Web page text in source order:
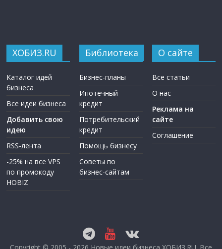
ХОБИЗ.RU
Каталог идей
бизнеса
Все идеи бизнеса
Добавить свою
идею
RSS-лента
-25% на все VPS
по промокоду
HOBIZ
Библиотека
Бизнес-планы
Ипотечный
кредит
Потребительский
кредит
Помощь бизнесу
Советы по
бизнес-сайтам
О сайте
Все статьи
О нас
Реклама на
сайте
Соглашение
Copyright © 2005 - 2026 Новые идеи бизнеса ХОБИЗ.RU . Все